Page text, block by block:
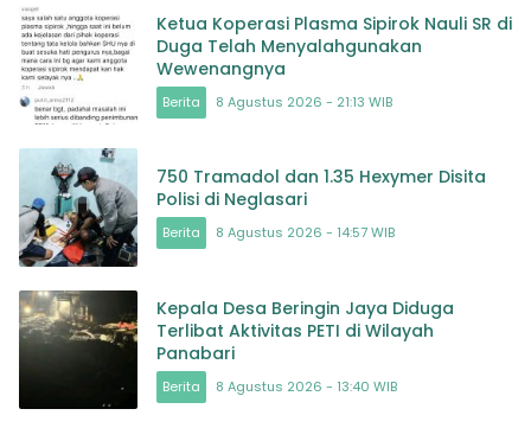
Ketua Koperasi Plasma Sipirok Nauli SR di
Duga Telah Menyalahgunakan
Wewenangnya
Berita 8 Agustus 2026 - 21:13 WIB
750 Tramadol dan 1.35 Hexymer Disita
Polisi di Neglasari
Berita 8 Agustus 2026 - 14:57 WIB
Kepala Desa Beringin Jaya Diduga
Terlibat Aktivitas PETI di Wilayah
Panabari
Berita 8 Agustus 2026 - 13:40 WIB